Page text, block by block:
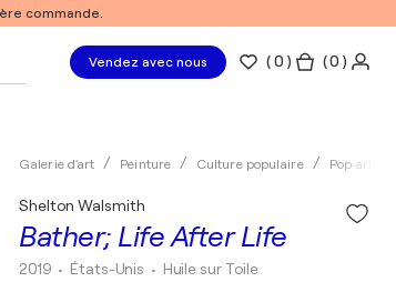
commande.
Vendez avec nous (0 ) ( 0 )
Galerie d'art Peinture Culture populaire Pop art
Bather; Life After Life
Shelton Walsmith
2019 • États-Unis • Huile sur Toile